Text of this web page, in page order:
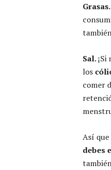
Grasas.
Sal.
los
comer
Así que
debes